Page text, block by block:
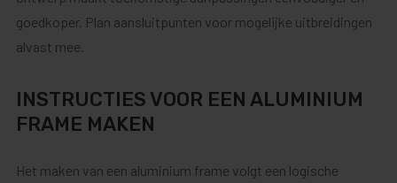
goedkoper. Plan aansluitpunten voor mogelijke uitbreidingen
alvast mee.
INSTRUCTIES VOOR EEN ALUMINIUM
FRAME MAKEN
Het maken van een aluminium frame volgt een logische